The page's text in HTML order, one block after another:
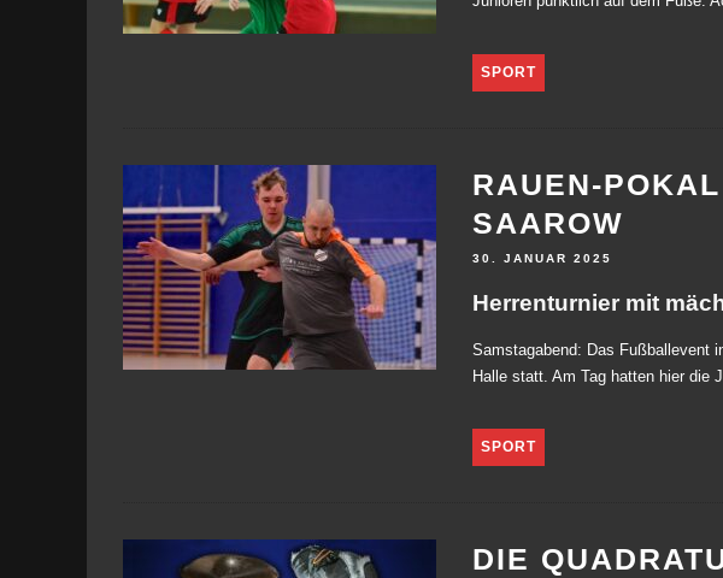
SPORT
RAUEN-
SAAROW
30. JANUAR 2025
Herrenturnier mit
Samstagabend: Das Fußballevent
Halle statt. Am Tag hatten hier die
SPORT
DIE